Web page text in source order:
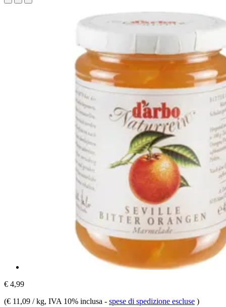
€ 4,99
(€ 11,09 / kg, IVA 10% inclusa - spese di spedizione escluse )